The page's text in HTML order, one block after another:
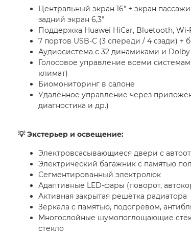
Центральный экран 16" + экран
задний экран 6,3"
Поддержка Huawei HiCar, Bluetooth, Wi-
7 портов USB-C (3 спереди / 4 сзади) +
Аудиосистема с 32 динамиками и
Голосовое управление всеми
климат)
Биомониторинг в салоне
Удалённое управление через
диагностика и др.)
💡 Экстерьер и освещение:
Электровсасывающиеся двери с
Электрический багажник с памятью
Сегментированный электролюк
Адаптивные LED-фары (поворот,
Активная закрытая решётка радиатора
Зеркала с памятью, подогревом,
Многослойные шумопоглощающие
стекло